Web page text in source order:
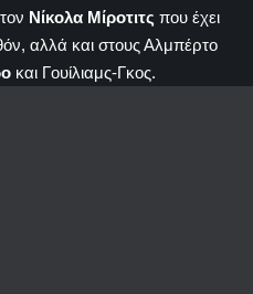
Νίκολα Μίροτιτς που έχει
αλλά και στους Αλμπέρτο
και Γουίλιαμς-Γκος.